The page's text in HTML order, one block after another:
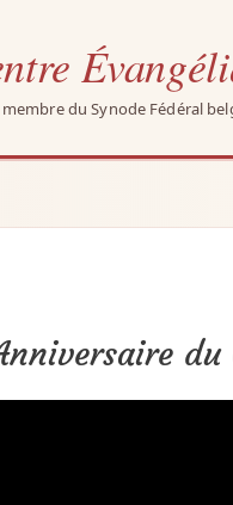
membre du Synode Fédéral